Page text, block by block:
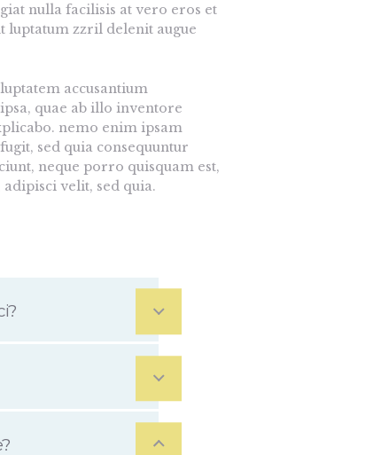
nulla facilisis at vero eros et
luptatum zzril delenit augue
accusantium
quae ab illo inventore
nemo enim ipsam
sed quia consequuntur
neque porro quisquam est,
velit, sed quia.